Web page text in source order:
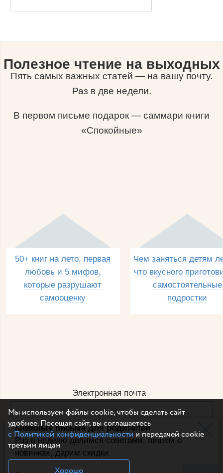
Книжные письма для родителей
Раз в неделю делимся советами, пишем о
новинках, дарим скидки
Полезное чтение на выходных
Пять самых важных статей — на вашу почту.
Раз в две недели.
В первом письме подарок — саммари книги
«Спокойные»
50+ книг на лето, первая
любовь и 5 мифов,
которые разрушают
самооценку
Чем заняться детям
что вкусного
самостоятельные
подростки
Электронная почта
Например, dulsineya@gmail.com
Без спама и смс
Подписаться
Мы используем файлы cookie, чтобы сделать сайт
удобнее. Посещая сайт, вы соглашаетесь
с Политикой конфиденциальностии передачей cookie
третьим лицам